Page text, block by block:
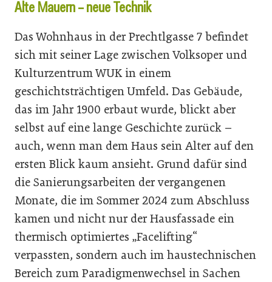
Alte Mauern – neue Technik
Das Wohnhaus in der Prechtlgasse 7 befindet
sich mit seiner Lage zwischen Volksoper und
Kulturzentrum WUK in einem
geschichtsträchtigen Umfeld. Das Gebäude,
das im Jahr 1900 erbaut wurde, blickt aber
selbst auf eine lange Geschichte zurück –
auch, wenn man dem Haus sein Alter auf den
ersten Blick kaum ansieht. Grund dafür sind
die Sanierungsarbeiten der vergangenen
Monate, die im Sommer 2024 zum Abschluss
kamen und nicht nur der Hausfassade ein
thermisch optimiertes „Facelifting“
verpassten, sondern auch im haustechnischen
Bereich zum Paradigmenwechsel in Sachen